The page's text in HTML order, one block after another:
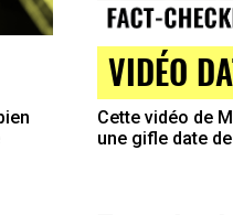
VIDÉO
Cette vidéo de
une gifle date